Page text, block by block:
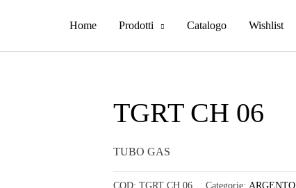
Home Prodotti Catalogo Wishlist
TGRT CH 06
TUBO GAS
COD: TGRT CH 06 Categorie: ARGENTO,